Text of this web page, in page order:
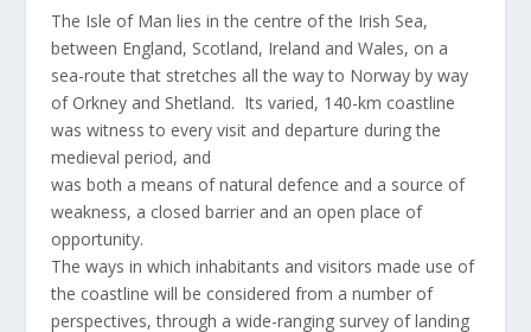
The Isle of Man lies in the centre of the Irish Sea,
between England, Scotland, Ireland and Wales, on a
sea-route that stretches all the way to Norway by way
of Orkney and Shetland. Its varied, 140-km coastline
was witness to every visit and departure during the
medieval period, and
was both a means of natural defence and a source of
weakness, a closed barrier and an open place of
opportunity.
The ways in which inhabitants and visitors made use of
the coastline will be considered from a number of
perspectives, through a wide-ranging survey of landing